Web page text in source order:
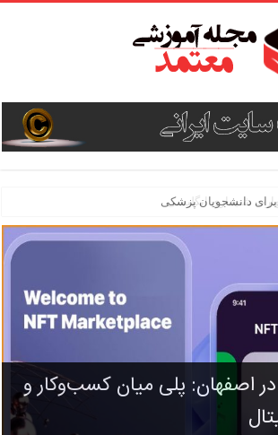
دانشجویان پزشکی
اصفهان: پلی میان کسب‌وکار و
برای کسب درآمد
بابا طاهر
ترجمه حرفه‌ای
بدون مدرک دانشگاهی